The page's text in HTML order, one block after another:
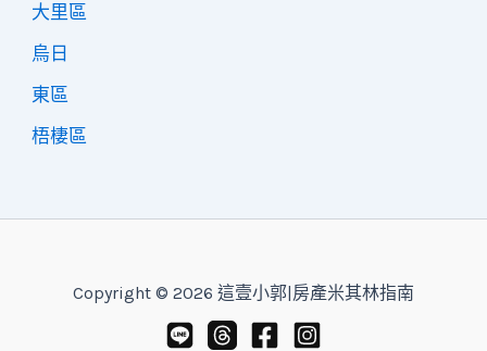
大里區
烏日
東區
梧棲區
Copyright © 2026 這壹小郭|房產米其林指南